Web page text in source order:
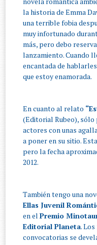
la historia de Emma
una terrible fobia
muy infortunado
más, pero debo
lanzamiento. Cuando
encantada de
que estoy enamorada.
En cuanto al relato
(Editorial Rubeo), sólo
actores con unas
a poner en su sitio.
pero la fecha
2012.
También tengo una
Ellas Juvenil
en elPremio
Editorial Planeta.
convocatorias se